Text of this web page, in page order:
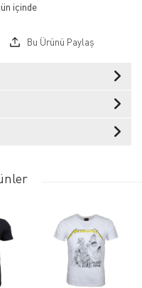
Bu Ürünü Paylaş